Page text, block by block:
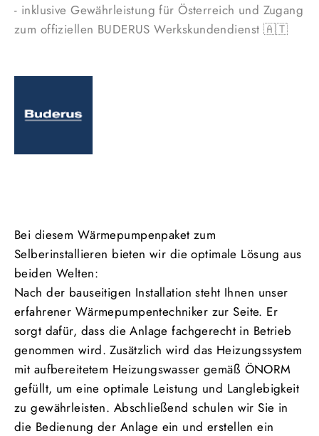
- inklusive Gewährleistung für Österreich und Zugang
zum offiziellen BUDERUS Werkskundendienst 🇦🇹
Bei diesem Wärmepumpenpaket zum
Selberinstallieren bieten wir die optimale Lösung aus
beiden Welten:
Nach der bauseitigen Installation steht Ihnen unser
erfahrener Wärmepumpentechniker zur Seite. Er
sorgt dafür, dass die Anlage fachgerecht in Betrieb
genommen wird. Zusätzlich wird das Heizungssystem
mit aufbereitetem Heizungswasser gemäß ÖNORM
gefüllt, um eine optimale Leistung und Langlebigkeit
zu gewährleisten. Abschließend schulen wir Sie in
die Bedienung der Anlage ein und erstellen ein